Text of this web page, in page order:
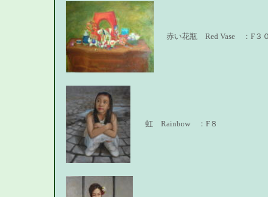
赤い花瓶 Red Vase ：F３
虹 Rainbow ：F８